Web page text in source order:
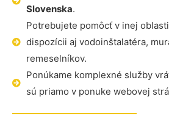
Slovenska.
Potrebujete pomôcť v inej
dispozícii aj vodoinštalatéra,
remeselníkov.
Ponúkame komplexné služby
sú priamo v ponuke webovej